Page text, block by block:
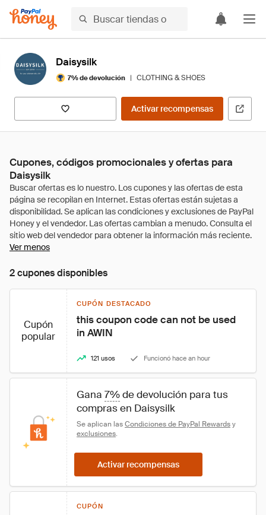
Daisysilk
7% de devolución | CLOTHING & SHOES
Activar recompensas
Cupones, códigos promocionales y ofertas para
Daisysilk
Ver menos
2 cupones disponibles
Cupón
popular
CUPÓN DESTACADO
this coupon code can not be used
in AWIN
121 usos Funcionó hace an hour
Gana 7% de devolución para tus
compras en Daisysilk
Se aplican las Condiciones de PayPal Rewards y
exclusiones.
Activar recompensas
CUPÓN